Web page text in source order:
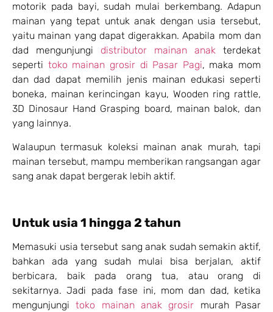
motorik pada bayi, sudah mulai berkembang. Adapun
mainan yang tepat untuk anak dengan usia tersebut,
yaitu mainan yang dapat digerakkan. Apabila mom dan
dad mengunjungi distributor mainan anak terdekat
seperti toko mainan grosir di Pasar Pagi, maka mom
dan dad dapat memilih jenis mainan edukasi seperti
boneka, mainan kerincingan kayu, Wooden ring rattle,
3D Dinosaur Hand Grasping board, mainan balok, dan
yang lainnya.
Walaupun termasuk koleksi mainan anak murah, tapi
mainan tersebut, mampu memberikan rangsangan agar
sang anak dapat bergerak lebih aktif.
Untuk usia 1 hingga 2 tahun
Memasuki usia tersebut sang anak sudah semakin aktif,
bahkan ada yang sudah mulai bisa berjalan, aktif
berbicara, baik pada orang tua, atau orang di
sekitarnya. Jadi pada fase ini, mom dan dad, ketika
mengunjungitoko mainan anak grosir murah Pasar